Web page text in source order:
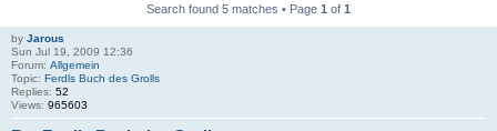
Search found 5 matches • Page 1 of 1
by Jarous
Sun Jul 19, 2009 12:36
Forum: Allgemein
Topic: Ferdls Buch des Grolls
Replies: 52
Views: 965603